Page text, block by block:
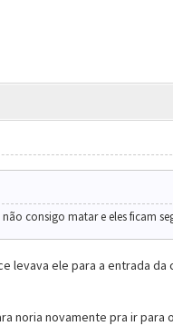
consigo matar e eles ficam
levava ele para a entrada
noria novamente pra ir